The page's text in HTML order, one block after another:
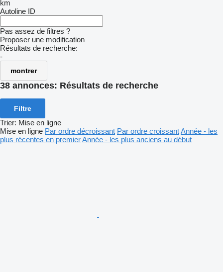
km
Autoline ID
Pas assez de filtres ?
Proposer une modification
Résultats de recherche:
-
montrer
38 annonces: Résultats de recherche
Filtre
Trier: Mise en ligne
Mise en ligne Par ordre décroissant Par ordre croissantAnnée - les
plus récentes en premierAnnée - les plus anciens au début